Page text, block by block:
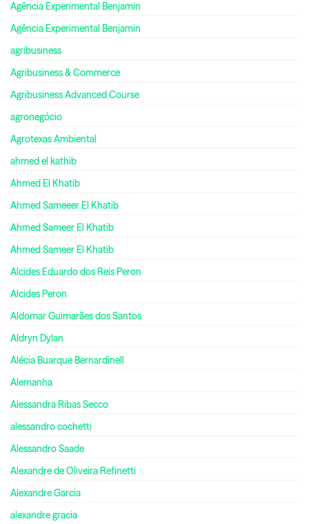
Agência Experimental Benjamin
Agência Experimental Benjamin
agribusiness
Agribusiness & Commerce
Agribusiness Advanced Course
agronegócio
Agrotexas Ambiental
ahmed el kathib
Ahmed El Khatib
Ahmed Sameeer El Khatib
Ahmed Sameer El Khatib
Ahmed Sameer El Khatib
Alcides Eduardo dos Reis Peron
Alcides Peron
Aldomar Guimarães dos Santos
Aldryn Dylan
Alécia Buarque Bernardinell
Alemanha
Alessandra Ribas Secco
alessandro cochetti
Alessandro Saade
Alexandre de Oliveira Refinetti
Alexandre Garcia
alexandre gracia